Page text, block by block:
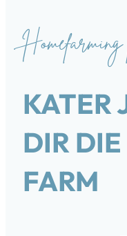
KATER
DIR
FARM